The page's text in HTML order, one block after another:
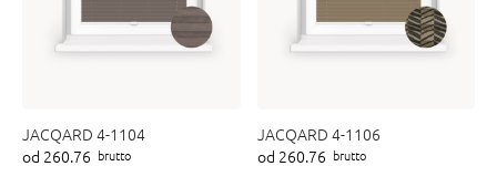
JACQARD 4-1104
od 260.76 brutto
JACQARD 4-1106
od 260.76 brutto